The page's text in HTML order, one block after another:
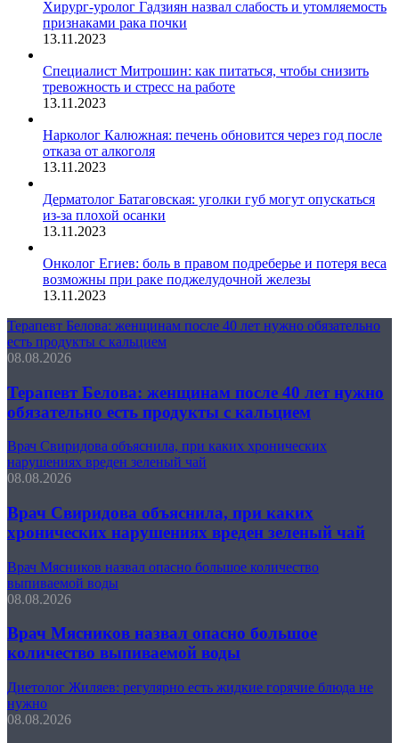
Хирург-уролог Гадзиян назвал слабость и утомляемость
признаками рака почки
13.11.2023
Специалист Митрошин: как питаться, чтобы снизить
тревожность и стресс на работе
13.11.2023
Нарколог Калюжная: печень обновится через год после
отказа от алкоголя
13.11.2023
Дерматолог Батаговская: уголки губ могут опускаться
из-за плохой осанки
13.11.2023
Онколог Егиев: боль в правом подреберье и потеря веса
возможны при раке поджелудочной железы
13.11.2023
Терапевт Белова: женщинам после 40 лет нужно обязательно
есть продукты с кальцием
08.08.2026
Терапевт Белова: женщинам после 40 лет нужно
обязательно есть продукты с кальцием
Врач Свиридова объяснила, при каких хронических
нарушениях вреден зеленый чай
08.08.2026
Врач Свиридова объяснила, при каких
хронических нарушениях вреден зеленый чай
Врач Мясников назвал опасно большое количество
выпиваемой воды
08.08.2026
Врач Мясников назвал опасно большое
количество выпиваемой воды
Диетолог Жиляев: регулярно есть жидкие горячие блюда не
нужно
08.08.2026